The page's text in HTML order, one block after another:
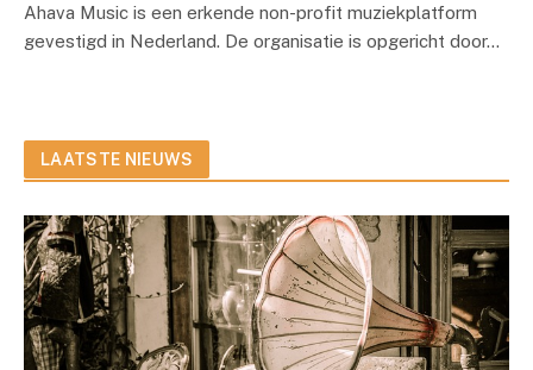
Ahava Music is een erkende non-profit muziekplatform
gevestigd in Nederland. De organisatie is opgericht door…
LAATSTE NIEUWS